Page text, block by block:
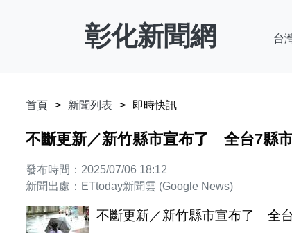
彰化新聞網 台
首頁 新聞列表 即時快訊
不斷更新／新竹縣市宣布了 全台7縣市
發布時間：2025/07/06 18:12
新聞出處：ETtoday新聞雲 (Google News)
不斷更新／新竹縣市宣布了 全